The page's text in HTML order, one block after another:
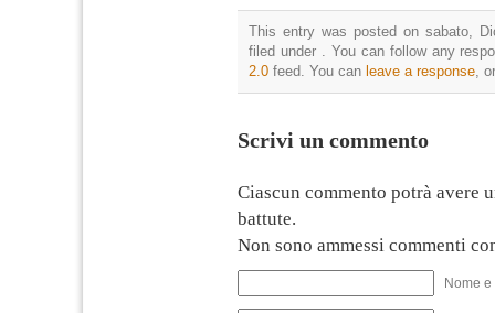
This entry was posted on sabato,
filed under . You can follow any
2.0 feed. You can leave a response,
Scrivi un commento
Ciascun commento potrà avere
battute.
Non sono ammessi commenti
Nome